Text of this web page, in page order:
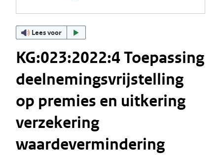
Lees voor
KG:023:2022:4 Toepassing
deelnemingsvrijstelling
op premies en uitkering
verzekering
waardevermindering